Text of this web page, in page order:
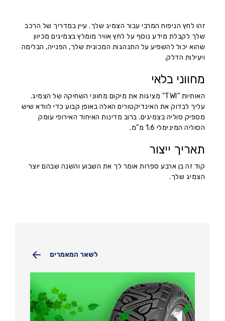
זהו לחץ הניפוח המרבי עבור הצמיג שלך. עיין במדריך של הרכב
שלך לקבלת מידע נוסף על לחץ אוויר מומלץ בצמיגים מכיוון
שהוא יכול להשפיע על התנהגות המכונית שלך, הפנייה, הבלימה
ויעילות הדלק.
מחווני בלאי
האותיות "TWI" מציגות את מיקום מחווני השחיקה של הצמיג.
עליך לבדוק את האינדיקטורים האלה באופן קבוע כדי לוודא שיש
מספיק סוליה בצמיגים. ברוב מדינות האיחוד האירופי עומק
הסוליה המינימלי 1.6 מ"מ.
תאריך ייצור
קוד זה בן ארבע ספרות אומר לך את השבוע והשנה שבהם יוצר
הצמיג שלך.
לשאר המאמרים